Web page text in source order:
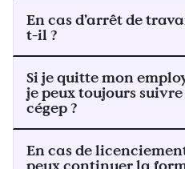
En cas d’arrêt de
t-il ?
Si je quitte mon
je peux toujours
cégep ?
En cas de
peux continuer la